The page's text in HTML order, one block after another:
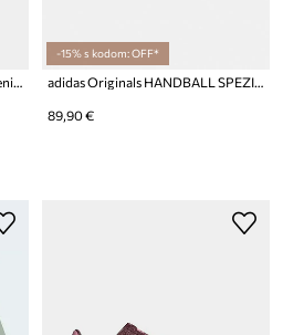
-15% s kodom: OFF*
89,90 €